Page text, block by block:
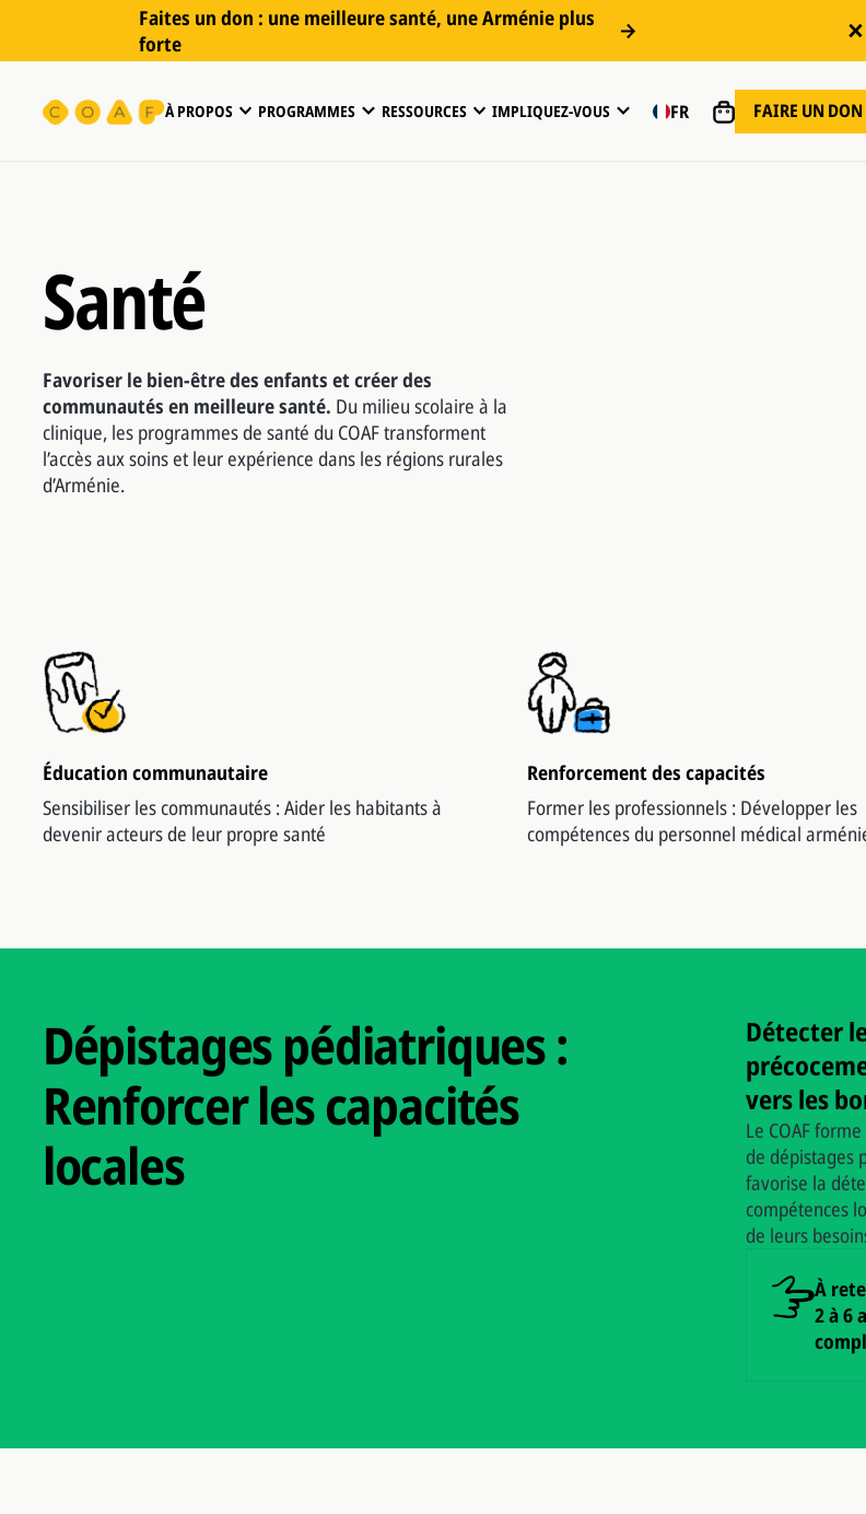
Faites un don : une meilleure santé, une Arménie plus
forte
À PROPOS PROGRAMMES RESSOURCES IMPLIQUEZ-VOUS FR FAIRE UN DON
Santé
Favoriser le bien-être des enfants et créer des
communautés en meilleure santé. Du milieu scolaire à la
clinique, les programmes de santé du COAF transforment
l’accès aux soins et leur expérience dans les régions rurales
d’Arménie.
Éducation communautaire
Sensibiliser les communautés : Aider les habitants à
devenir acteurs de leur propre santé
Renforcement des capacités
Former les professionnels : Développer les
compétences du personnel médical
Dépistages pédiatriques :
Renforcer les capacités
locales
Détecter
vers les
Le COAF
de dépistages
favorise la
compétences
de leurs
À
2 à 6